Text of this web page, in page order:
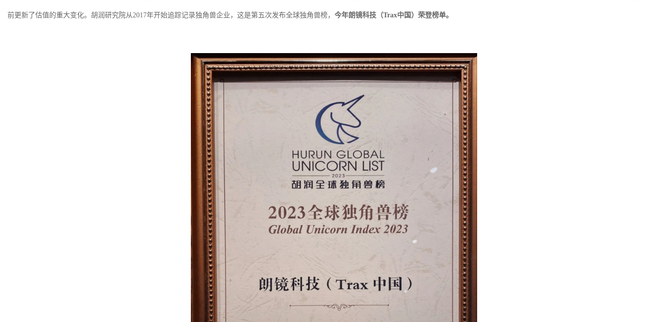
前更新了估值的重大变化。胡润研究院从2017年开始追踪记录独角兽企业，这是第五次发布全球独角兽榜， 今年朗镜科技（Trax中国）荣登榜单。